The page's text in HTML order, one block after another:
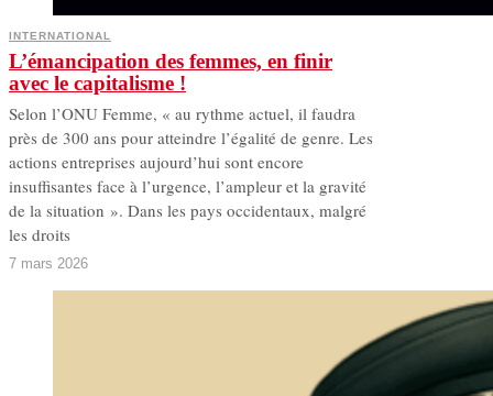
INTERNATIONAL
L’émancipation des femmes, en finir
avec le capitalisme !
Selon l’ONU Femme, « au rythme actuel, il faudra
près de 300 ans pour atteindre l’égalité de genre. Les
actions entreprises aujourd’hui sont encore
insuffisantes face à l’urgence, l’ampleur et la gravité
de la situation ». Dans les pays occidentaux, malgré
les droits
7 mars 2026